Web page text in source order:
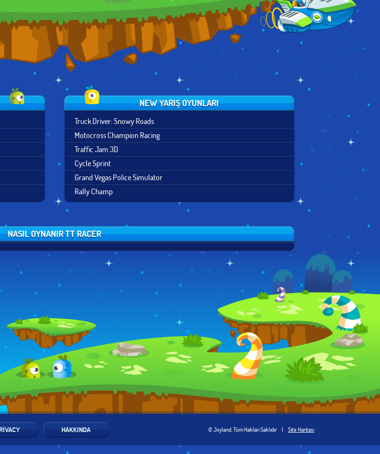
NEW YARIŞ OYUNLARI
Truck Driver: Snowy Roads
Motocross Champion Racing
Traffic Jam 3D
Cycle Sprint
Grand Vegas Police Simulator
Rally Champ
NASIL OYNANIR TT RACER
HAKKINDA © Joyland, Tüm Hakları Saklıdır | Site Haritası